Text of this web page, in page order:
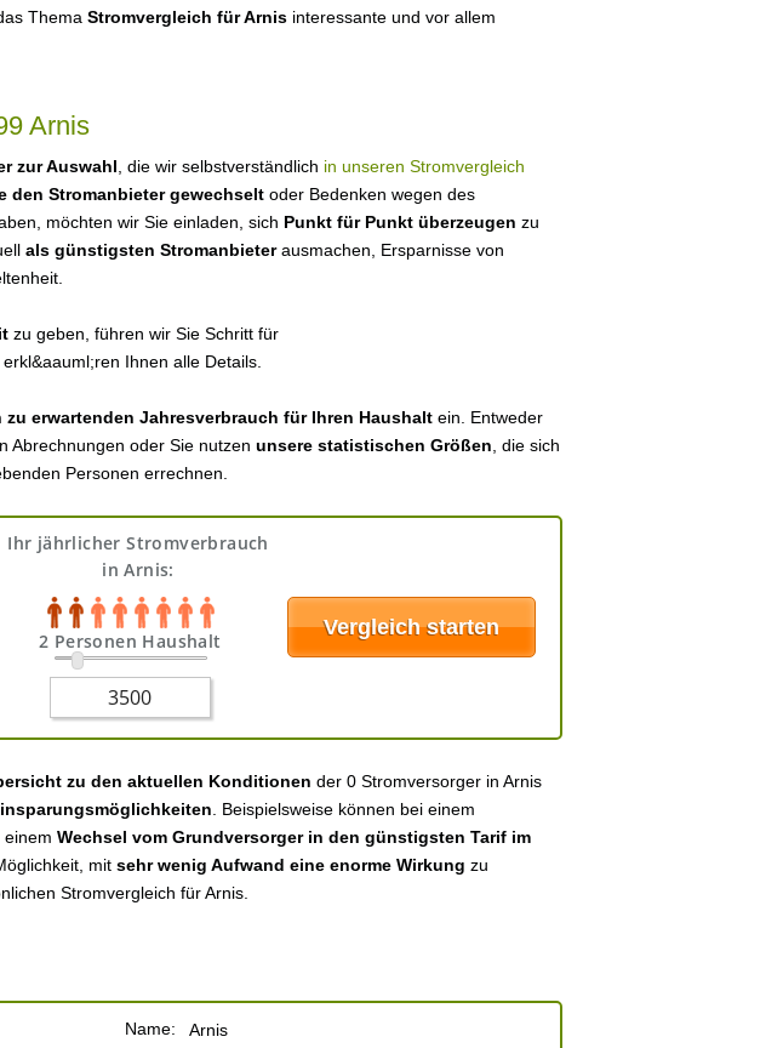
Thema Stromvergleich für Arnis interessante und vor allem
Arnis
zur Auswahl , die wir selbstverständlich in unseren Stromvergleich
den Stromanbieter gewechselt oder Bedenken wegen des
möchten wir Sie einladen, sich Punkt für Punkt überzeugen zu
als günstigsten Stromanbieterausmachen, Ersparnisse von
zu geben, führen wir Sie Schritt für
Ihnen alle Details.
zu erwartenden Jahresverbrauch für Ihren Haushalt ein. Entweder
Abrechnungen oder Sie nutzen unsere statistischen Größen , die sich
Personen errechnen.
Ihr jährlicher Stromverbrauch
in Arnis:
2 Personen Haushalt
zu den aktuellen Konditionen der 0 Stromversorger in Arnis
. Beispielsweise können bei einem
einem Wechsel vom Grundversorger in den günstigsten Tarif im
mit sehr wenig Aufwand eine enorme Wirkung zu
Stromvergleich für Arnis.
Name:
Arnis